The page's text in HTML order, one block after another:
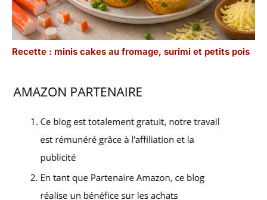
Recette : minis cakes au fromage, surimi et petits pois